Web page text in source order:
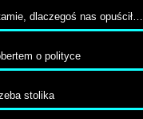
dlaczegoś nas opuścił…
o polityce
stolika